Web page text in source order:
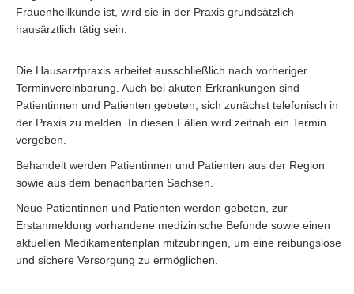
Frauenheilkunde ist, wird sie in der Praxis grundsätzlich
hausärztlich tätig sein.
Die Hausarztpraxis arbeitet ausschließlich nach vorheriger
Terminvereinbarung. Auch bei akuten Erkrankungen sind
Patientinnen und Patienten gebeten, sich zunächst telefonisch in
der Praxis zu melden. In diesen Fällen wird zeitnah ein Termin
vergeben.
Behandelt werden Patientinnen und Patienten aus der Region
sowie aus dem benachbarten Sachsen.
Neue Patientinnen und Patienten werden gebeten, zur
Erstanmeldung vorhandene medizinische Befunde sowie einen
aktuellen Medikamentenplan mitzubringen, um eine reibungslose
und sichere Versorgung zu ermöglichen.